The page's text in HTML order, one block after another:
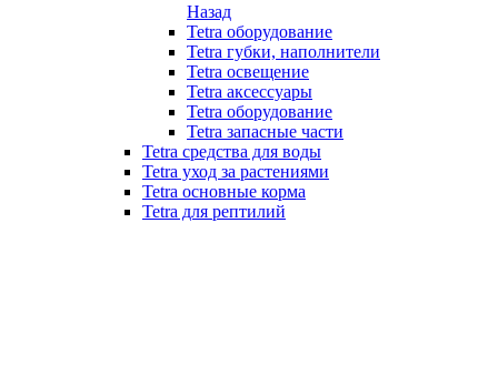
Назад
Tetra оборудование
Tetra губки, наполнители
Tetra освещение
Tetra аксессуары
Tetra оборудование
Tetra запасные части
Tetra средства для воды
Tetra уход за растениями
Tetra основные корма
Tetra для рептилий